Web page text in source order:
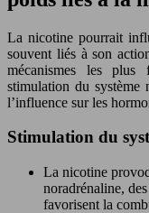
La nicotine pourrait
souvent liés à son
mécanismes les plus
stimulation du système
l’influence sur les
Stimulation du
La nicotine
noradrénaline,
favorisent la